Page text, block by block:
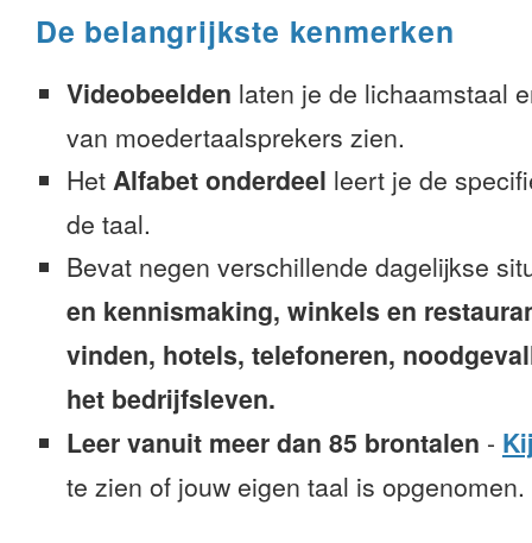
De belangrijkste kenmerken
Videobeelden laten je de lichaamstaal
van moedertaalsprekers zien.
Het Alfabet onderdeel leert je de
de taal.
Bevat negen verschillende dagelijkse
en kennismaking, winkels en
vinden, hotels, telefoneren,
het bedrijfsleven.
Leer vanuit meer dan 85 brontalen -
te zien of jouw eigen taal is opgenomen.